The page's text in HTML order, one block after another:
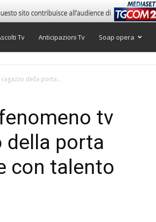
Tv Anticipazioni Tv Soap opera
della porta...
tv
della porta
con talento